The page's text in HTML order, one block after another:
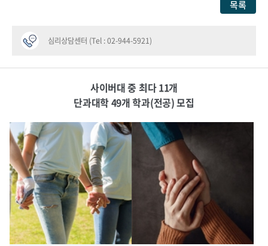
목록
심리상담센터 (Tel : 02-944-5921)
사이버대 중 최다 11개
단과대학 49개 학과(전공) 모집